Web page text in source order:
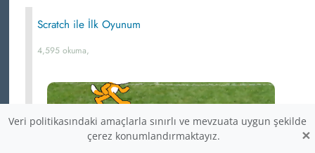
Scratch ile İlk Oyunum
4,595 okuma,
Veri politikasındaki amaçlarla sınırlı ve mevzuata uygun şekilde
çerez konumlandırmaktayız.
×